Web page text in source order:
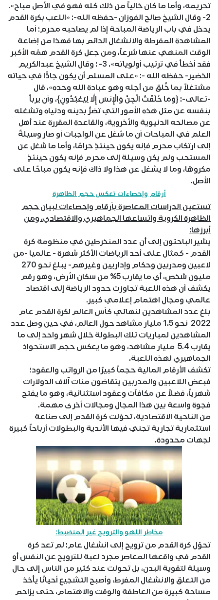
تحريمه، وأما ما كان خالياً من ذلك كله فهو في الأصل مباح».
2- وقال الشيخ صالح الفوزان -حفظه الله-: «اللعب بكرة القدم
يدخل في باب الرياضة المباحة إذا لم يصاحبه محرم؛ أما
المشاهدة المفرطة والانشغال الدائم بها فهذا من إضاعة
الوقت المنهي عنها شرعاً، ومن جعل كرة القدم همّه الأكبر
فقد أخطأ في ترتيب أولوياته». 3- : وقال الشيخ عبدالكريم
الخضير- حفظه الله -: «على المسلم أن يكون جادًّا في حياته
مشتغلاً بما خُلق من أجله وهو عبادة الله وحده»، قال
-تعالى-: {وَمَا خَلَقْتُ الْجِنَّ وَالْإِنسَ إِلَّا لِيَعْبُدُونِ}، وأن يربأ
بنفسه عن مثل هذه الأمور التي تضرُّ بدينه ودنياه وتشغله
عن مصالحه الدنيوية والأخروية، والقاعدة المقررة عند أهل
العلم في المباحات أن ما شغل عن الواجبات أو صار وسيلةً
إلى ارتكاب محرم فإنه يكون حينئذٍ حرامًا، وأما ما شغل عن
المستحب ولم يكن وسيلة إلى محرم فإنه يكون حينئذٍ
مكروهًا، وما لا يشغل عن هذا ولا ذاك فإنه يكون مباحًا على
الأصل.
أرقام وإحصاءات تعكس حجم الظاهرة
تستعين الدراسات المعاصرة بأرقام وإحصاءات لبيان حجم
الظاهرة الكروية واتساعها الجماهيري والاقتصادي، ومن
أبرزها:
يشير الباحثون إلى أن عدد المنخرطين في منظومة كرة
القدم - كمثال على أحد الرياضات الأكثر شهرة - عالميا -من
لاعبين ومدربين وحكام وإداريين وغيرهم- يبلغ نحو 270
مليون شخص، أي ما يقارب 5% من سكان الأرض، وهو رقم
يكشف أن هذه اللعبة تجاوزت حدود الرياضة إلى اقتصاد
عالمي ومجال اهتمام إعلامي كبير.
بلغ عدد المشاهدين لنهائي كأس العالم لكرة القدم عام
2022 نحو 1.5 مليار مشاهد حول العالم، في حين وصل عدد
المشاهدين لمباريات تلك البطولة خلال شهر واحد إلى ما
يقارب 5.4 مليار مشاهد، وهو ما يعكس حجم الاستحواذ
الجماهيري لهذه اللعبة.
تكشف الأرقام المالية حجماً كبيرًا من الرواتب والعقود؛
فبعض اللاعبين والمدربين يتقاضون مئات آلاف الدولارات
شهرياً، فضلاً عن مكافآت وعقود استثنائية، وهو ما يفتح
فجوة واسعة بين هذا المجال ومجالات أخرى مهمة.
من الناحية الاقتصادية، تحوّلت كرة القدم إلى صناعة
استثمارية تجارية تجني فيها الأندية والبطولات أرباحاً كبيرة
لجهات محدودة.
مخاطر اللهو والترويح غير المنضبط:
تحوّل كرة القدم من ترويح إلى انشغال عام: لم تعد كرة
القدم في واقعها المعاصر مجرد لعبة للترويح عن النفس أو
وسيلة لتقوية البدن، بل تحولت عند كثير من الناس إلى حال
من التعلق والانشغال المفرط، وأصبح التشجيع أحيانًا يأخذ
مساحة كبيرة من العاطفة والوقت والاهتمام، حتى يزاحم